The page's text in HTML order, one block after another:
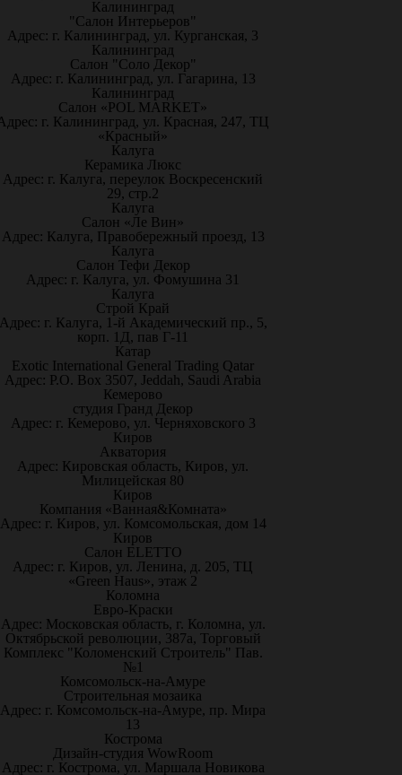
Калининград
"Салон Интерьеров"
Адрес: г. Калининград, ул. Курганская, 3
Калининград
Салон "Соло Декор"
Адрес: г. Калининград, ул. Гагарина, 13
Калининград
Салон «POL MARKET»
г. Калининград, ул. Красная, 247, ТЦ
«Красный»
Калуга
Керамика Люкс
Адрес: г. Калуга, переулок Воскресенский
29, стр.2
Калуга
Салон «Ле Вин»
Адрес: Калуга, Правобережный проезд, 13
Калуга
Салон Тефи Декор
Адрес: г. Калуга, ул. Фомушина 31
Калуга
Строй Край
г. Калуга, 1-й Академический пр., 5,
корп. 1Д, пав Г-11
Катар
Exotic International General Trading Qatar
Адрес: P.O. Box 3507, Jeddah, Saudi Arabia
Кемерово
студия Гранд Декор
Адрес: г. Кемерово, ул. Черняховского 3
Киров
Акватория
Адрес: Кировская область, Киров, ул.
Милицейская 80
Киров
Компания «Ванная&Комната»
Адрес: г. Киров, ул. Комсомольская, дом 14
Киров
Салон ELETTO
Адрес: г. Киров, ул. Ленина, д. 205, ТЦ
«Green Haus», этаж 2
Коломна
Евро-Краски
Адрес: Московская область, г. Коломна, ул.
Октябрьской революции, 387а, Торговый
Комплекс "Коломенский Строитель" Пав.
№1
Комсомольск-на-Амуре
Строительная мозаика
Адрес: г. Комсомольск-на-Амуре, пр. Мира
13
Кострома
Дизайн-студия WowRoom
Адрес: г. Кострома, ул. Маршала Новикова